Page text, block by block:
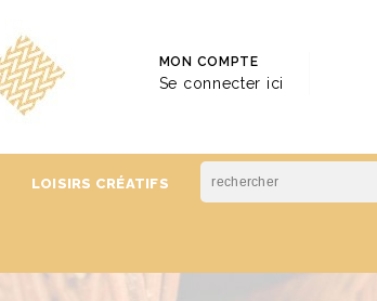
MON COMPTE
Se connecter ici
LOISIRS CRÉATIFS